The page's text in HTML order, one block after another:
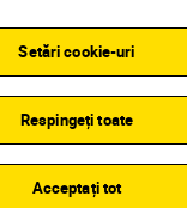
Back to top
Setări cookie-uri
Respingeți toate
Acceptați tot